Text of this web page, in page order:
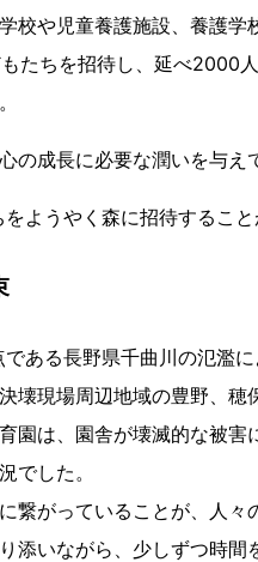
校や児童養護施設、養護学
たちを招待し、延べ2000
成長に必要な潤いを与え
ようやく森に招待すること
ある長野県千曲川の氾濫
壊現場周辺地域の豊野、穂
園は、園舎が壊滅的な被害
でした。
繋がっていることが、人々
添いながら、少しずつ時間